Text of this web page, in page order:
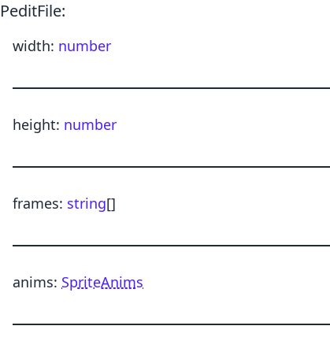
PeditFile:
width: number
height: number
frames: string[]
anims: SpriteAnims